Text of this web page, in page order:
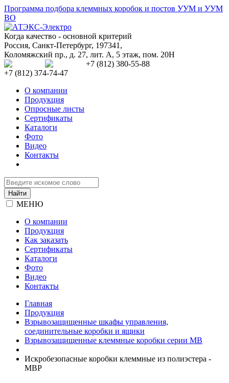
Программа подбора клеммных коробок и постов УУМ и УУМ
ВО
Когда качество - основной критерий
Россия, Санкт-Петербург, 197341 ,
Коломяжский пр., д. 27, лит. А, 5 этаж, пом. 20Н
+7 (812) 380-55-88
+7 (812) 374-74-47
О компании
Продукция
Опросные листы
Сертификаты
Каталоги
Фото
Видео
Контакты
МЕНЮ
О компании
Продукция
Как заказать
Сертификаты
Каталоги
Фото
Видео
Контакты
Главная
Продукция
Взрывозащищенные шкафы управления,
соединительные коробки и ящики
Взрывозащищенные клеммные коробки серии MB
Искробезопасные коробки клеммные из полиэстера -
МВР